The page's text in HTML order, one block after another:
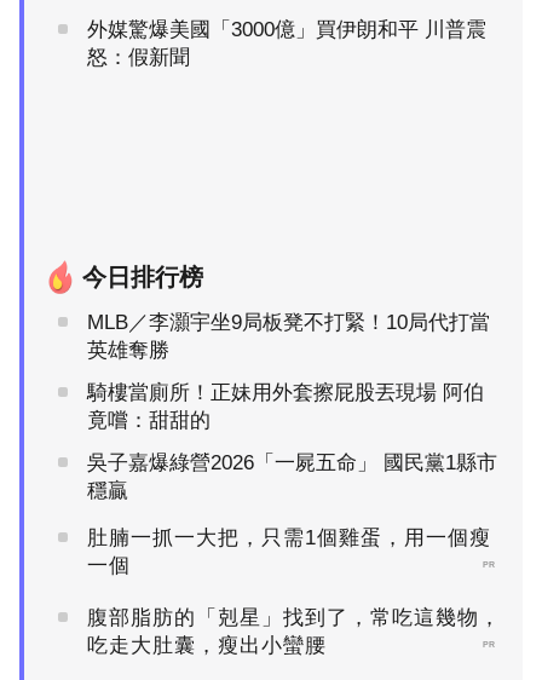
外媒驚爆美國「3000億」買伊朗和平 川普震
怒：假新聞
今日排行榜
MLB／李灝宇坐9局板凳不打緊！10局代打當
英雄奪勝
騎樓當廁所！正妹用外套擦屁股丟現場 阿伯
竟嚐：甜甜的
吳子嘉爆綠營2026「一屍五命」 國民黨1縣市
穩贏
肚腩一抓一大把，只需1個雞蛋，用一個瘦
一個
PR
腹部脂肪的「剋星」找到了，常吃這幾物，
吃走大肚囊，瘦出小蠻腰
PR